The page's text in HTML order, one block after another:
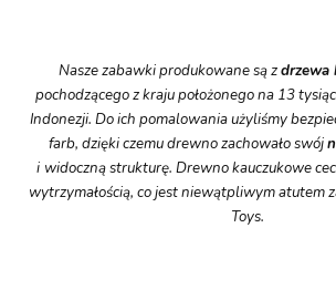
Nasze zabawki produkowane są zdrzewa
pochodzącego z kraju położonego na 13
Indonezji. Do ich pomalowania użyliśmy
farb, dzięki czemu drewno zachowało swój
i widoczną strukturę. Drewno kauczukowe
wytrzymałością, co jest niewątpliwym atutem
Toys.